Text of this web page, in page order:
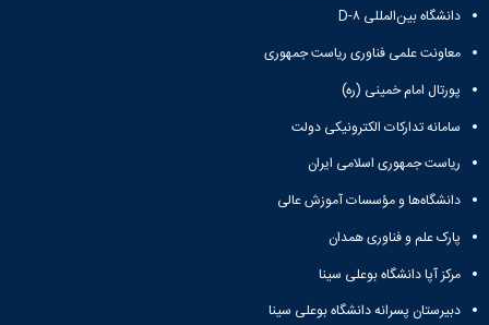
مرتبط
بنیاد
نخبگان
های
دانش
آئین
نامه ها
فرآیندها
آئین
نامه
دانشگاه بین‌المللی D-۸
معاونت علمی فناوری ریاست جمهوری
پورتال امام خمینی (ره)
سامانه تدارکات الکترونیکی دولت
ریاست جمهوری اسلامی ایران
دانشگاه‌ها و مؤسسات آموزش عالی
پارک علم و فناوری همدان
مرکز آپا دانشگاه بوعلی سینا
دبیرستان پسرانه دانشگاه بوعلی سینا